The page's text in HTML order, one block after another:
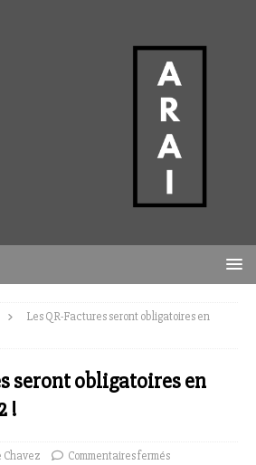
Les QR-Factures seront obligatoires en
seront obligatoires en
!
Chavez Commentaires fermés